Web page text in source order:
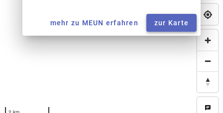
chat
mehr zu MEUN erfahren zur Karte